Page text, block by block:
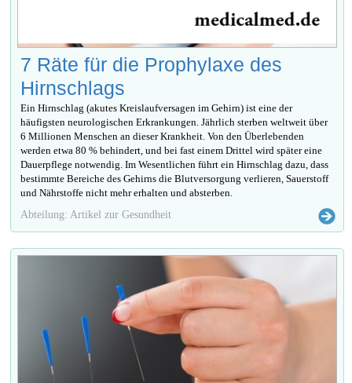
7 Räte für die Prophylaxe des
Hirnschlags
Ein Hirnschlag (akutes Kreislaufversagen im Gehirn) ist eine der
häufigsten neurologischen Erkrankungen. Jährlich sterben weltweit über
6 Millionen Menschen an dieser Krankheit. Von den Überlebenden
werden etwa 80 % behindert, und bei fast einem Drittel wird später eine
Dauerpflege notwendig. Im Wesentlichen führt ein Hirnschlag dazu, dass
bestimmte Bereiche des Gehirns die Blutversorgung verlieren, Sauerstoff
und Nährstoffe nicht mehr erhalten und absterben.
Abteilung: Artikel zur Gesundheit